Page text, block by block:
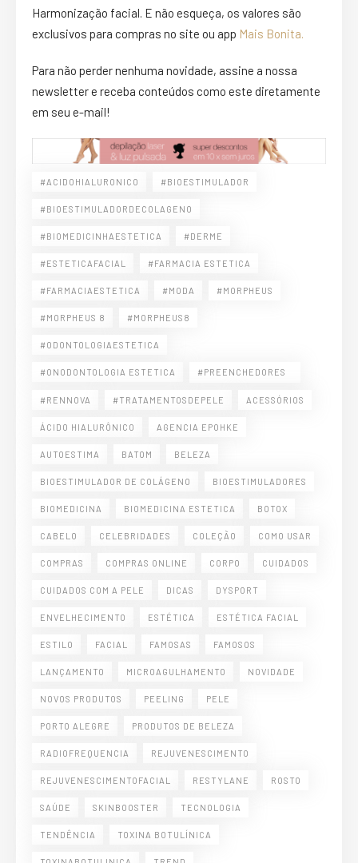
Harmonização facial. E não esqueça, os valores são
exclusivos para compras no site ou app Mais Bonita.
Para não perder nenhuma novidade, assine a nossa
newsletter e receba conteúdos como este diretamente
em seu e-mail!
#ACIDOHIALURONICO #BIOESTIMULADOR
#BIOESTIMULADORDECOLAGENO
#BIOMEDICINHAESTETICA #DERME
#ESTETICAFACIAL #FARMACIA ESTETICA
#FARMACIAESTETICA #MODA #MORPHEUS
#MORPHEUS 8 #MORPHEUS8
#ODONTOLOGIAESTETICA
#ONODONTOLOGIA ESTETICA #PREENCHEDORES⠀
#RENNOVA #TRATAMENTOSDEPELE ACESSÓRIOS
ÁCIDO HIALURÔNICO AGENCIA EPOHKE
AUTOESTIMA BATOM BELEZA
BIOESTIMULADOR DE COLÁGENO BIOESTIMULADORES
BIOMEDICINA BIOMEDICINA ESTETICA BOTOX
CABELO CELEBRIDADES COLEÇÃO COMO USAR
COMPRAS COMPRAS ONLINE CORPO CUIDADOS
CUIDADOS COM A PELE DICAS DYSPORT
ENVELHECIMENTO ESTÉTICA ESTÉTICA FACIAL
ESTILO FACIAL FAMOSAS FAMOSOS
LANÇAMENTO MICROAGULHAMENTO NOVIDADE
NOVOS PRODUTOS PEELING PELE
PORTO ALEGRE PRODUTOS DE BELEZA
RADIOFREQUENCIA REJUVENESCIMENTO
REJUVENESCIMENTOFACIAL RESTYLANE ROSTO
SAÚDE SKINBOOSTER TECNOLOGIA
TENDÊNCIA TOXINA BOTULÍNICA